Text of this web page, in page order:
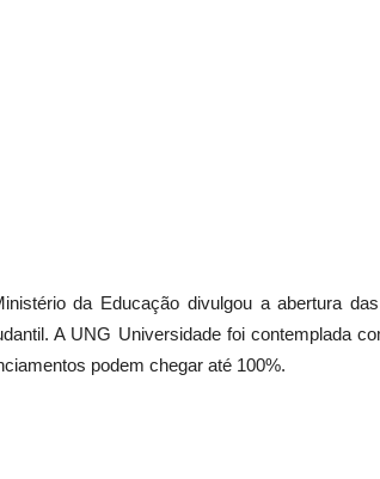
da Educação divulgou a abertura
A UNG Universidade foi contemplada
podem chegar até 100%.